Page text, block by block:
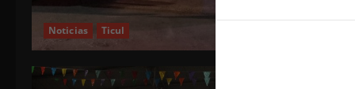
Noticias Ticul